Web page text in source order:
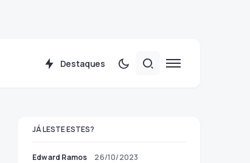
Destaques
JÁ LESTE ESTES?
Edward Ramos 26/10/2023